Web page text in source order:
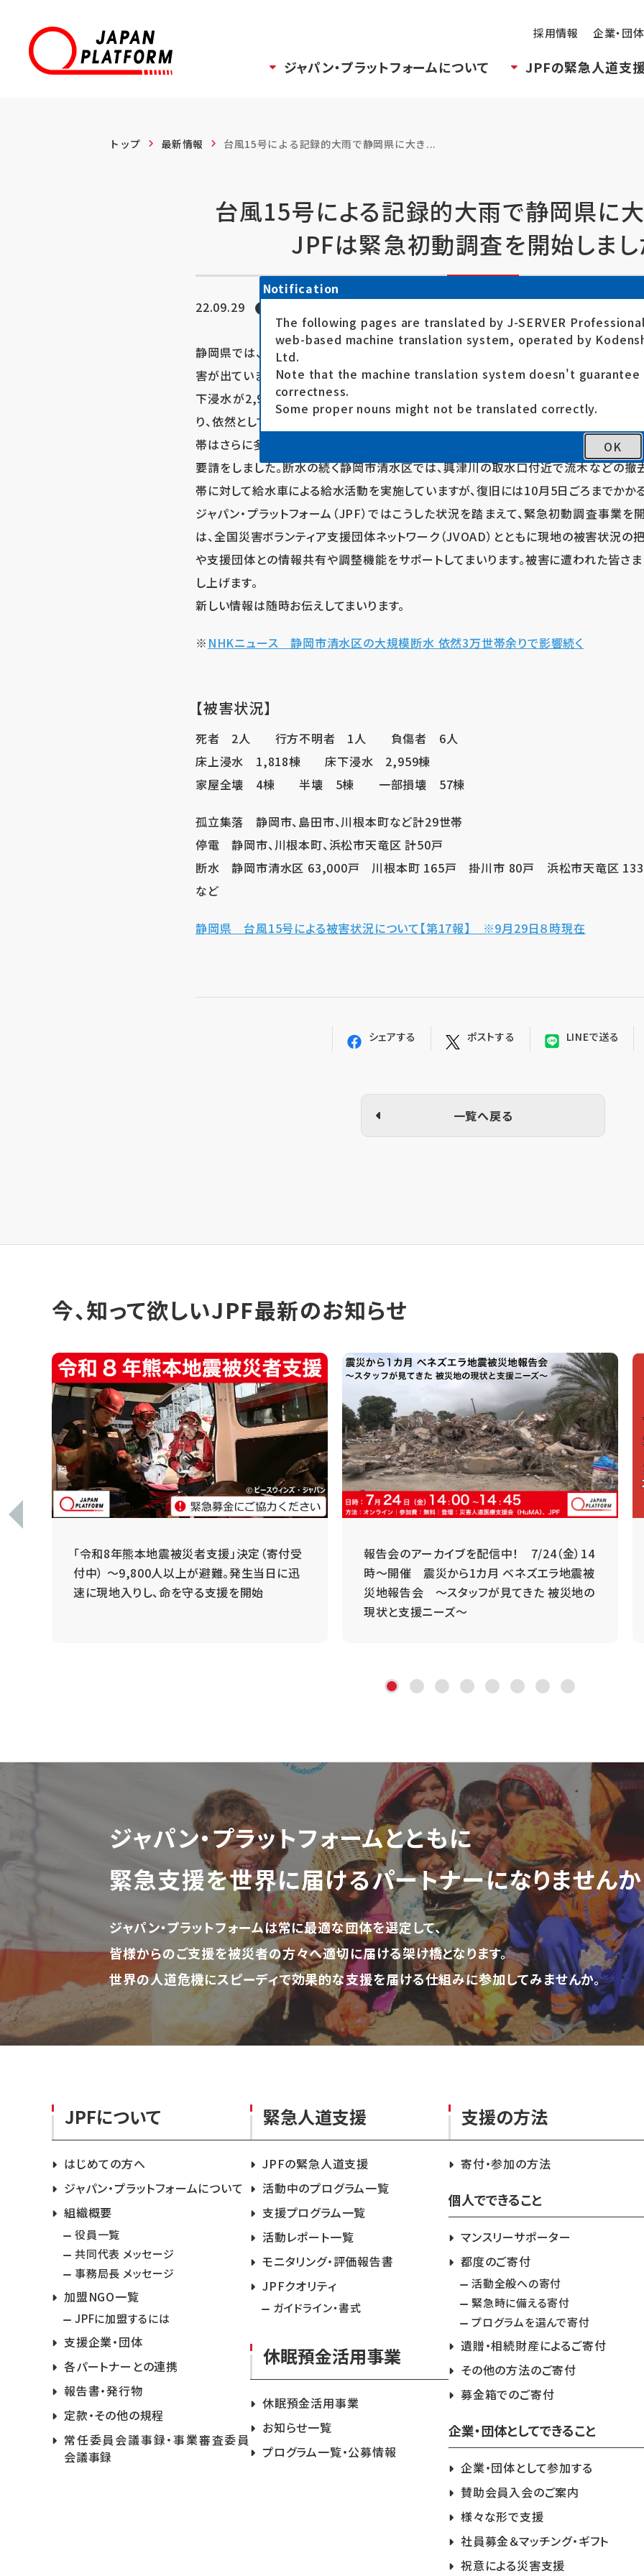
採用情報 企業・団
ジャパン・プラットフォームについて JPFの緊急人道支
トップ 最新情報 台風15号による記録的大雨で静岡県に大き...
台風15号による記録的大雨で静岡県に
JPFは緊急初動調査を開始しまし
22.09.29
静岡県では、台風15号の影響による9月23日から24日にかけての記録的大雨で、土
害が出ています。これまでに静岡県内では死者・行方不明者3人、負傷者3人に上り、
下浸水が2,900棟以上とされています。静岡市清水区では一時、全世帯の6割にあ
り、依然としておよそ半数で断水が続いているといいます※。一方で、現地の支援団体か
帯はさらに多いとされており、被害状況の全容はまだ分かっていません。静岡県は26
要請をしました。断水の続く静岡市清水区では、興津川の取水口付近で流木などの撤
帯に対して給水車による給水活動を実施していますが、復旧には10月5日ごろまでかか
ジャパン・プラットフォーム（JPF）ではこうした状況を踏まえて、緊急初動調査事業を
は、全国災害ボランティア支援団体ネットワーク（JVOAD）とともに現地の被害状況の
や支援団体との情報共有や調整機能をサポートしてまいります。被害に遭われた皆さ
し上げます。
新しい情報は随時お伝えしてまいります。
※ NHKニュース 静岡市清水区の大規模断水 依然3万世帯余りで影響続く
【被害状況】
死者 2人 行方不明者 1人 負傷者 6人
床上浸水 1,818棟 床下浸水 2,959棟
家屋全壊 4棟 半壊 5棟 一部損壊 57棟
孤立集落 静岡市、島田市、川根本町など計29世帯
停電 静岡市、川根本町、浜松市天竜区 計50戸
断水 静岡市清水区 63,000戸 川根本町 165戸 掛川市 80戸 浜松市天竜区
など
静岡県 台風15号による被害状況について【第17報】 ※9月29日８時現在
シェアする ポストする LINEで送る
一覧へ戻る
今、知って欲しいJPF最新のお知らせ
「令和8年熊本地震被災者支援」決定（寄付受
付中） ～9,800人以上が避難。発生当日に迅
速に現地入りし、命を守る支援を開始
報告会のアーカイブを配信中！ 7/24（金）14
時～開催 震災から1カ月 ベネズエラ地震被
災地報告会 ～スタッフが見てきた 被災地の
現状と支援ニーズ～
ジャパン・プラットフォームとともに
緊急支援を世界に届けるパートナーになりませんか
ジャパン・プラットフォームは常に最適な団体を選定して、
皆様からのご支援を被災者の方々へ適切に届ける架け橋となります。
世界の人道危機にスピーディで効果的な支援を届ける仕組みに参加してみませんか。
JPFについて
はじめての方へ
ジャパン・プラットフォームについて
組織概要
役員一覧
共同代表 メッセージ
事務局長 メッセージ
加盟NGO一覧
JPFに加盟するには
支援企業・団体
各パートナーとの連携
報告書・発行物
定款・その他の規程
常任委員会議事録・事業審査委員
会議事録
緊急人道支援
JPFの緊急人道支援
活動中のプログラム一覧
支援プログラム一覧
活動レポート一覧
モニタリング・評価報告書
JPFクオリティ
ガイドライン・書式
休眠預金活用事業
休眠預金活用事業
お知らせ一覧
プログラム一覧・公募情報
支援の方法
寄付・参加の方法
個人でできること
マンスリーサポーター
都度のご寄付
活動全般への寄付
緊急時に備える寄付
プログラムを選んで寄付
遺贈・相続財産によるご寄付
その他の方法のご寄付
募金箱でのご寄付
企業・団体としてできること
企業・団体として参加する
賛助会員入会のご案内
様々な形で支援
社員募金＆マッチング・ギフト
祝意による災害支援
Notification
The following pages are translated by J-SERVER
web-based machine translation system, operated by
Ltd.
Note that the machine translation system doesn't guarantee
correctness.
Some proper nouns might not be translated correctly.
OK